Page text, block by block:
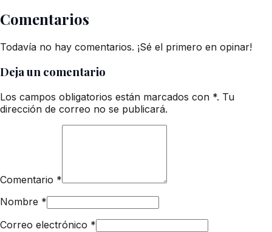
Comentarios
Todavía no hay comentarios. ¡Sé el primero en opinar!
Deja un comentario
Los campos obligatorios están marcados con *. Tu
dirección de correo no se publicará.
Comentario *
Nombre *
Correo electrónico *